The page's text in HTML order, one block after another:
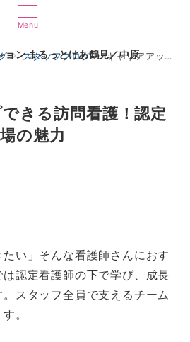
Menu
ョン まるっとけあ鶴見／中原
スタッフブログ キャリアアップできる訪問看護！認定看護師がいる職場の魅力
きる訪問看護！認定
の魅力
たい」そんな看護師さんにおす
認定看護師の下で学び、成長
スタッフ全員で支えるチーム
。